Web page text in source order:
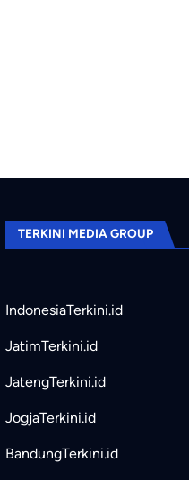
TERKINI MEDIA GROUP
IndonesiaTerkini.id
JatimTerkini.id
JatengTerkini.id
JogjaTerkini.id
BandungTerkini.id